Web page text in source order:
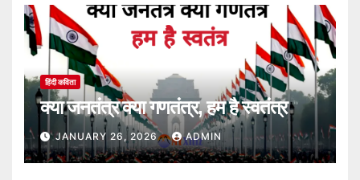
हिंदी कविता
क्या जनतंत्र क्या गणतंत्र, हम है स्वतंत्र
JANUARY 26, 2026 ADMIN